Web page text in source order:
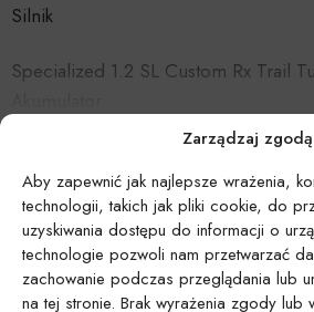
Zarządzaj zgodą
Aby zapewnić jak najlepsze wrażenia,
technologii, takich jak pliki cookie, do
uzyskiwania dostępu do informacji o
technologie pozwoli nam przetwarzać
zachowanie podczas przeglądania lub
na tej stronie. Brak wyrażenia zgody lub
Silnik
Specialized 1.2 SL Custom Rx Trail
Specialized SL1-320, fully integrated,
UI/kontroler
Specialized MasterMind TCU,
charge, 120 possible display
assist adjustment, ANT+/
Czytaj więcej
Informacje dodatkowe
Rozmiar S1, S2, S3, S4, S5, S6